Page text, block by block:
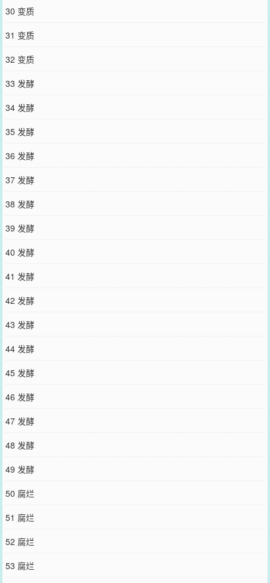
30 变质
31 变质
32 变质
33 发酵
34 发酵
35 发酵
36 发酵
37 发酵
38 发酵
39 发酵
40 发酵
41 发酵
42 发酵
43 发酵
44 发酵
45 发酵
46 发酵
47 发酵
48 发酵
49 发酵
50 腐烂
51 腐烂
52 腐烂
53 腐烂